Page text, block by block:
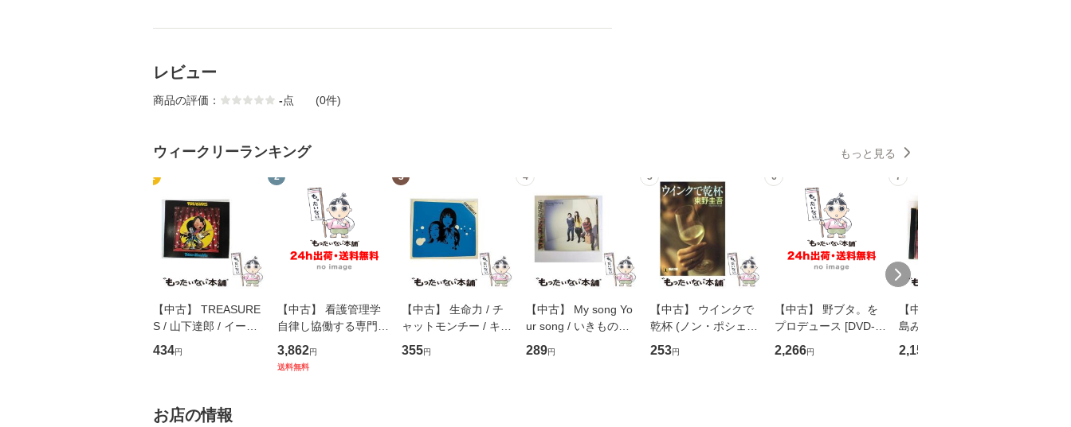
レビュー
商品の評価： -点 (0件)
ウィークリーランキング もっと見る
1
【中古】 TREASURE
S / 山下達郎 / イース
トウエスト・ジャパン
[CD]【メール便送料無
434円
2
【中古】 看護管理学
自律し協働する専門職
の看護マネジメントス
キル 改訂第3版 (看護
3,862円
送料無料
3
【中古】 生命力 / チ
ャットモンチー / キュ
ーンレコード [CD]
【メール便送料無料】
355円
4
【中古】 My song Yo
ur song / いきものが
かり / [CD]【メール便
送料無料】
289円
5
【中古】 ウインクで
乾杯 (ノン・ポシェッ
ト) / 東野圭吾 / 祥伝
社 [文庫]【メール便送
253円
6
【中古】 野ブタ。を
プロデュース [DVD-B
OX] / バップ [DVD]
【メール便送料無料】
2,266円
7
【中古】 寒水魚 / 中
島みゆき / [CD]【メー
ル便送料無料】
2,150
お店の情報